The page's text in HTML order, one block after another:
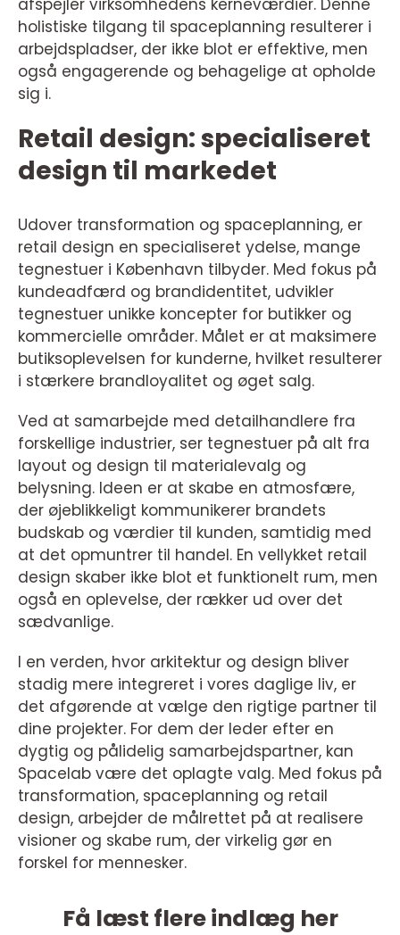
holistiske tilgang til spaceplanning resulterer i
arbejdspladser, der ikke blot er effektive, men
også engagerende og behagelige at opholde
sig i.
Retail design: specialiseret
design til markedet
Udover transformation og spaceplanning, er
retail design en specialiseret ydelse, mange
tegnestuer i København tilbyder. Med fokus på
kundeadfærd og brandidentitet, udvikler
tegnestuer unikke koncepter for butikker og
kommercielle områder. Målet er at maksimere
butiksoplevelsen for kunderne, hvilket resulterer
i stærkere brandloyalitet og øget salg.
Ved at samarbejde med detailhandlere fra
forskellige industrier, ser tegnestuer på alt fra
layout og design til materialevalg og
belysning. Ideen er at skabe en atmosfære,
der øjeblikkeligt kommunikerer brandets
budskab og værdier til kunden, samtidig med
at det opmuntrer til handel. En vellykket retail
design skaber ikke blot et funktionelt rum, men
også en oplevelse, der rækker ud over det
sædvanlige.
I en verden, hvor arkitektur og design bliver
stadig mere integreret i vores daglige liv, er
det afgørende at vælge den rigtige partner til
dine projekter. For dem der leder efter en
dygtig og pålidelig samarbejdspartner, kan
Spacelab være det oplagte valg. Med fokus på
transformation, spaceplanning og retail
design, arbejder de målrettet på at realisere
visioner og skabe rum, der virkelig gør en
forskel for mennesker.
Få læst flere indlæg her